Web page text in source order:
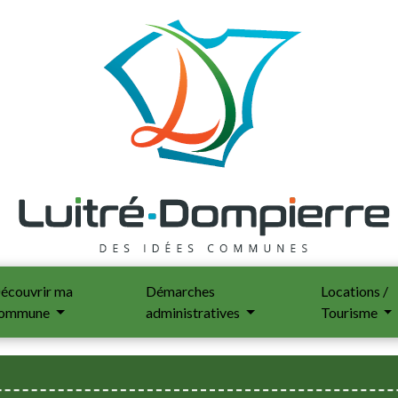
ma
Démarches
administratives
Locations /
Tourisme